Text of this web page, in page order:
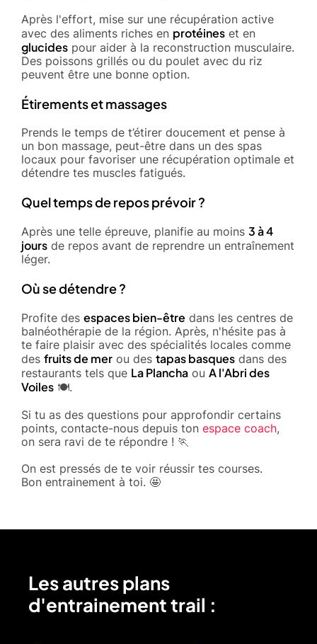
Après l'effort, mise sur une récupération active
avec des aliments riches en protéines et en
glucides pour aider à la reconstruction musculaire.
Des poissons grillés ou du poulet avec du riz
peuvent être une bonne option.
Étirements et massages
Prends le temps de t’étirer doucement et pense à
un bon massage, peut-être dans un des spas
locaux pour favoriser une récupération optimale et
détendre tes muscles fatigués.
Quel temps de repos prévoir ?
Après une telle épreuve, planifie au moins 3 à 4
jours de repos avant de reprendre un entraînement
léger.
Où se détendre ?
Profite des espaces bien-être dans les centres de
balnéothérapie de la région. Après, n'hésite pas à
te faire plaisir avec des spécialités locales comme
des fruits de mer ou des tapas basques dans des
restaurants tels que La Plancha ou A l'Abri des
Voiles 🍽️.
Si tu as des questions pour approfondir certains
points, contacte-nous depuis ton espace coach,
on sera ravi de te répondre ! 🏃
On est pressés de te voir réussir tes courses.
Bon entrainement à toi. 🤩
Les autres plans
d'entrainement trail :